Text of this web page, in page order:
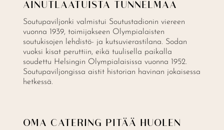
AINUTLAATUISTA TUNNELMAA
Soutupaviljonki valmistui Soutustadionin viereen
vuonna 1939, toimijakseen Olympialaisten
soutukisojen lehdistö- ja kutsuvierastilana. Sodan
vuoksi kisat peruttiin, eikä tuulisella paikalla
soudettu Helsingin Olympialaisissa vuonna 1952.
Soutupaviljongissa aistit historian havinan jokaisessa
hetkessä.
OMA CATERING PITÄÄ HUOLEN